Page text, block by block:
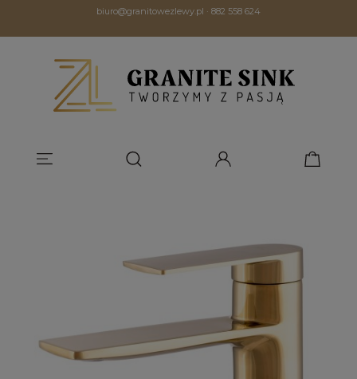
biuro@granitowezlewy.pl · 882 558 624